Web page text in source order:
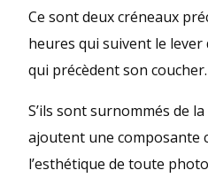
Ce sont deux créneaux
heures qui suivent le
qui précèdent son coucher.
S’ils sont surnommés de la
ajoutent une composante
l’esthétique de toute